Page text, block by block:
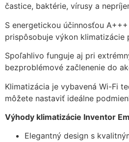
častice, baktérie, vírusy a
S energetickou účinnosťou
prispôsobuje výkon
Spoľahlivo funguje aj pri
bezproblémové začlenenie do
Klimatizácia je vybavená Wi-Fi
môžete nastaviť ideálne
Výhody klimatizácie Inventor
Elegantný design s